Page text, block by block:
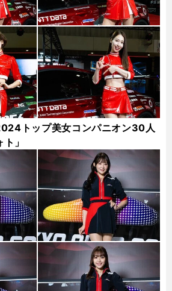
トップ美女コンパニオン30人
」